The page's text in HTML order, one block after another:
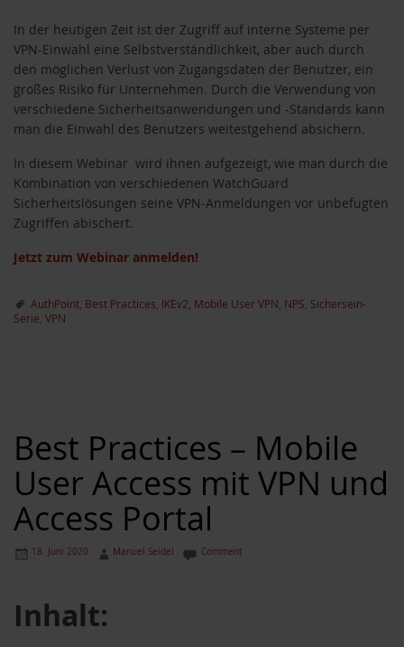
In der heutigen Zeit ist der Zugriff auf interne Systeme per
VPN-Einwahl eine Selbstverständlichkeit, aber auch durch
den möglichen Verlust von Zugangsdaten der Benutzer, ein
großes Risiko für Unternehmen. Durch die Verwendung von
verschiedene Sicherheitsanwendungen und -Standards kann
man die Einwahl des Benutzers weitestgehend absichern.
In diesem Webinar wird ihnen aufgezeigt, wie man durch die
Kombination von verschiedenen WatchGuard
Sicherheitslösungen seine VPN-Anmeldungen vor unbefugten
Zugriffen abischert.
Jetzt zum Webinar anmelden!
AuthPoint Best Practices IKEv2 Mobile User VPN NPS Sichersein-
Serie VPN
Best Practices – Mobile
User Access mit VPN und
Access Portal
18. Juni 2020 Manuel Seidel Comment
Inhalt: